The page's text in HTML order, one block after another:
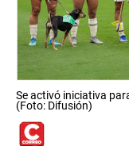
Se activó iniciativa
(Foto: Difusión)